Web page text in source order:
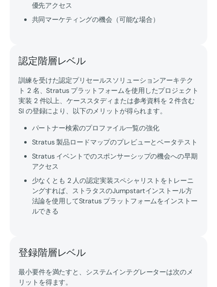
優先アクセス
共同マーケティングの機会（可能な場合）
認定階層レベル
訓練を受けた認定プリセールスソリューションアーキテク
ト 2 名、Stratus プラットフォームを使用したプロジェクト
実装 2 件以上、ケーススタディまたは参考資料を 2 件含む
SI の登録により、以下のメリットが得られます。
パートナー検索のプロファイル一覧の強化
Stratus 製品ロードマップのプレビューとベータテスト
Stratus イベントでのスポンサーシップの機会への早期
アクセス
少なくとも 2 人の認定実装スペシャリストをトレーニ
ングすれば、ストラタスのJumpstartインストール方
法論を使用してStratus プラットフォームをインストー
ルできる
登録階層レベル
最小要件を満たすと、システムインテグレーターは次のメ
リットを得ます。